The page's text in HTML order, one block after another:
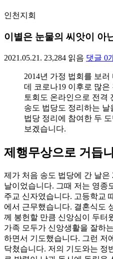
인천지회
이별은 눈물의 씨앗이 아
2021.05.21. 23,284 읽음 댓글 0
2014년 가정 법회를 보
데 코로나19 이후로 많
토회도 온라인으로 전격
송도 법당도 정리하는 날
법당 정리에 참여한 두
보겠습니다.
제행무상으로 거듭
제가 처음 송도 법당에 간 날은
날이었습니다. 그때 저는 영종
주교 신자였습니다. 고등학교
에서 근무했습니다. 결혼식도
께 봉헌할 만큼 신앙심이 두터
가족 모두가 신앙생활을 잘하
하면서 기도했습니다. 그런 저
닥쳤습니다. 저의 기도와는 정